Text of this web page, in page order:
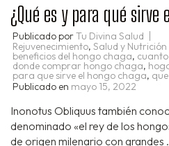
¿Qué es y para qué sirve
Publicado porTu Divina Salud
Rejuvenecimiento, Salud y Nutrición
beneficios del hongo chaga,
donde comprar hongo chaga,
para que sirve el hongo chaga,
Publicado en mayo 15, 2022
Inonotus Obliquus también
denominado «el rey de los
de origen milenario con grandes